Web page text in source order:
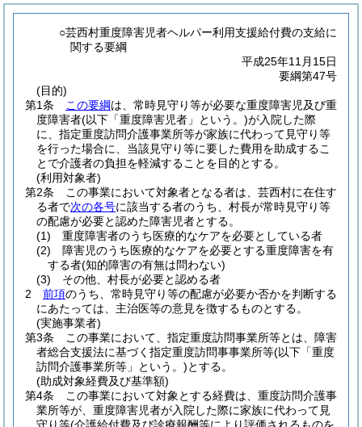
○芸西村重度障害児者ヘルパー利用支援給付費の支給に
関する要綱
平成25年11月15日
要綱第47号
(目的)
第1条
この要綱は、常時見守り等が必要な重度障害児及び重
度障害者(以下「重度障害児者」という。)が入院した際
に、指定重度訪問介護事業所等が家族に代わって見守り等
を行った場合に、当該見守り等に要した費用を助成するこ
とで介護者の負担を軽減することを目的とする。
(利用対象者)
第2条
この事業において対象者となる者は、芸西村に在住す
る者で次の各号に該当する者のうち、村長が常時見守り等
の配慮が必要と認めた障害児者とする。
(1)
重度障害者のうち医療的なケアを必要としている者
(2)
障害児のうち医療的なケアを必要とする重度障害を有
する者(知的障害の有無は問わない)
(3)
その他、村長が必要と認める者
2
前項のうち、常時見守り等の配慮が必要か否かを判断する
にあたっては、主治医等の意見を徴するものとする。
(実施事業者)
第3条
この事業において、指定重度訪問事業所等とは、障害
者総合支援法に基づく指定重度訪問事事業所等(以下「重度
訪問介護事業所等」という。)とする。
(助成対象経費及び基準額)
第4条
この事業において対象とする経費は、重度訪問介護事
業所等が、重度障害児者が入院した際に家族に代わって見